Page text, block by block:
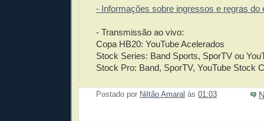
- Informações sobre ingressos e regras do
- Transmissão ao vivo:
Copa HB20: YouTube Acelerados
Stock Series: Band Sports, SporTV ou
Stock Pro: Band, SporTV, YouTube Stock
Postado por Niltão Amaral às 01:03